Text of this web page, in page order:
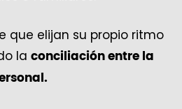
que elijan su propio ritmo
la conciliación entre la